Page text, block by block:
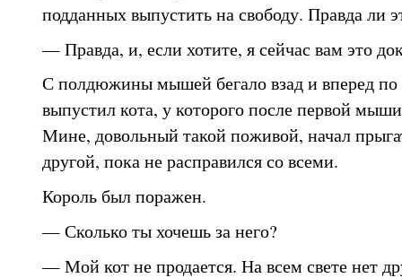
подданных выпустить на свободу. Правда ли
— Правда, и, если хотите, я сейчас вам это
С полдюжины мышей бегало взад и вперед по
выпустил кота, у которого после первой
Мине, довольный такой поживой, начал
другой, пока не расправился со всеми.
Король был поражен.
— Сколько ты хочешь за него?
— Мой кот не продается. На всем свете нет